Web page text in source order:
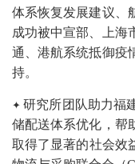
体系恢复发展建议、
成功被中宣部、上海
通、港航系统抵御疫
持。
✦研究所团队助力福
储配送体系优化，帮
取得了显著的社会效